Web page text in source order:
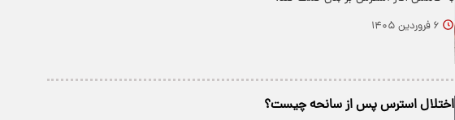
۶ فروردین ۱۴۰۵
اختلال استرس پس از سانحه چیست؟